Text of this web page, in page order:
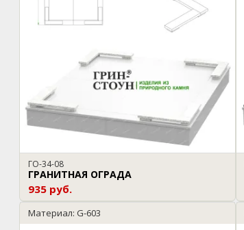
ГО-34-08
ГРАНИТНАЯ ОГРАДА
935 руб.
Материал: G-603